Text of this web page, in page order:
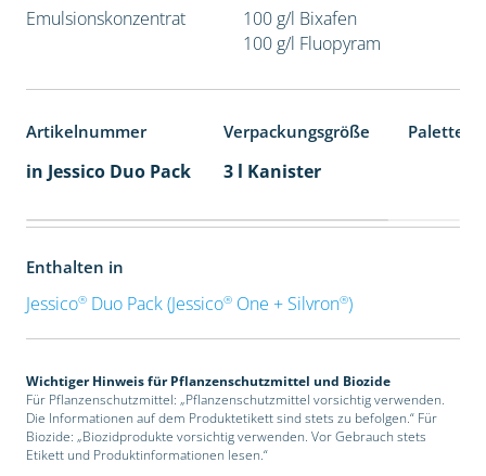
Emulsionskonzentrat
100 g/l Bixafen
100 g/l Fluopyram
Artikelnummer Verpackungsgröße
in Jessico Duo Pack 3 l Kanister
Enthalten in
Jessico®Duo Pack (Jessico®One + Silvron®)
Wichtiger Hinweis für Pflanzenschutzmittel und Biozide
Für Pflanzenschutzmittel: „Pflanzenschutzmittel vorsichtig verwenden.
Die Informationen auf dem Produktetikett sind stets zu befolgen.“ Für
Biozide: „Biozidprodukte vorsichtig verwenden. Vor Gebrauch stets
Etikett und Produktinformationen lesen.“